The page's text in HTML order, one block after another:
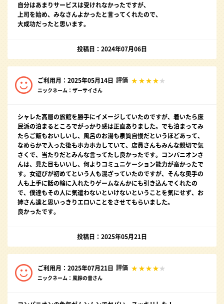
自分はあまりサービスは受けれなかったですが、
上司を始め、みなさんよかったと言ってくれたので、
大成功だったと思います。
投稿日：2024年07月06日
ご利用月：2025年05月14日 評価
ニックネーム：ザーサイさん
シャレた高層の旅館を勝手にイメージしていたのですが、着いたら庶
民派の泊まるところでがっかり感は正直ありました。でも泊まってみ
たらご飯もおいしいし、風呂のお湯も泉質自慢だというほどあって、
なめらかで入った後もホカホカしていて、店員さんもみんな親切で気
さくで、当たりだとみんな言ってたし良かったです。コンパニオンさ
んは、見た目もいいし、何よりコミュニケーション能力が高かったで
す。女遊びが初めてという人も混ざっていたのですが、そんな奥手の
人も上手に話の輪に入れたりゲームなんかにも引き込んでくれたの
で、僕達もその人に気遣わないといけないということを気にせず、お
姉さん達と思いっきりエロいことをさせてもらいました。
良かったです。
投稿日：2025年05月21日
ご利用月：2025年07月21日 評価
ニックネーム：風鈴の音さん